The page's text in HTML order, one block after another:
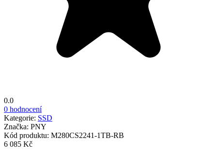
0.0
0 hodnocení
Kategorie: SSD
Značka: PNY
Kód produktu: M280CS2241-1TB-RB
6 085 Kč